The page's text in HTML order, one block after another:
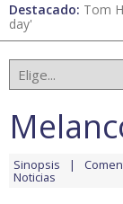
Destacado: Tom
day'
Sinopsis
Noticias